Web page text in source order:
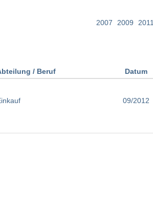
2007 2009 2011
/ Beruf Datum
09/2012